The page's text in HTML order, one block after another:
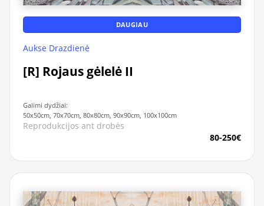
DAUGIAU
Aukse Drazdienė
[R] Rojaus gėlelė II
Galimi dydžiai:
50x50cm, 70x70cm, 80x80cm, 90x90cm, 100x100cm
Reprodukcijos ant drobės
80-250€